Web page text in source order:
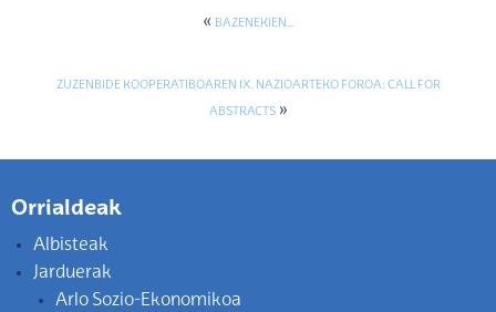
« BAZENEKIEN…
ZUZENBIDE KOOPERATIBOAREN IX. NAZIOARTEKO FOROA: CALL FOR
ABSTRACTS»
Orrialdeak
Albisteak
Jarduerak
Arlo Sozio-Ekonomikoa